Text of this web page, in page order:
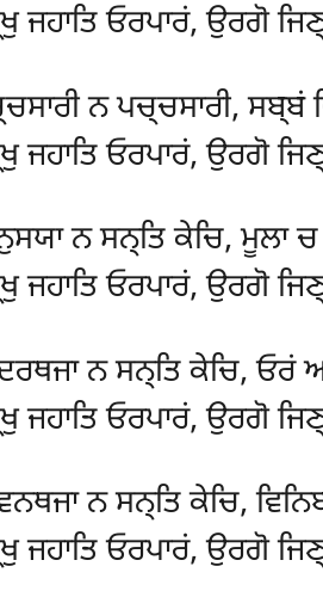
ਜਹਾਤਿ ਓਰਪਾਰਂ, ਉਰਗੋ
ਨ ਪਚ੍ਚਸਾਰੀ, ਸਬ੍ਬਂ
ਜਹਾਤਿ ਓਰਪਾਰਂ, ਉਰਗੋ
ਨ ਸਨ੍ਤਿ ਕੇਚਿ, ਮੂਲਾ
ਜਹਾਤਿ ਓਰਪਾਰਂ, ਉਰਗੋ
ਨ ਸਨ੍ਤਿ ਕੇਚਿ, ਓਰਂ
ਜਹਾਤਿ ਓਰਪਾਰਂ, ਉਰਗੋ
ਨ ਸਨ੍ਤਿ ਕੇਚਿ,
ਜਹਾਤਿ ਓਰਪਾਰਂ, ਉਰਗੋ